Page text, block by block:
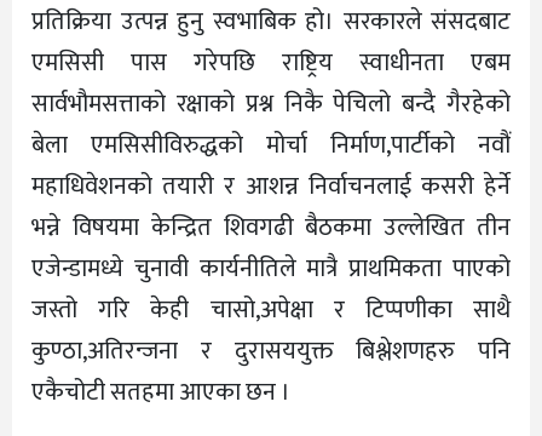
प्रतिक्रिया उत्पन्न हुनु स्वभाबिक हो। सरकारले संसदबाट
एमसिसी पास गरेपछि राष्ट्रिय स्वाधीनता एबम
सार्वभौमसत्ताको रक्षाको प्रश्न निकै पेचिलो बन्दै गैरहेको
बेला एमसिसीविरुद्धको मोर्चा निर्माण,पार्टीको नवौं
महाधिवेशनको तयारी र आशन्न निर्वाचनलाई कसरी हेर्ने
भन्ने विषयमा केन्द्रित शिवगढी बैठकमा उल्लेखित तीन
एजेन्डामध्ये चुनावी कार्यनीतिले मात्रै प्राथमिकता पाएको
जस्तो गरि केही चासो,अपेक्षा र टिप्पणीका साथै
कुण्ठा,अतिरन्जना र दुरासययुक्त बिश्लेशणहरु पनि
एकैचोटी सतहमा आएका छन ।